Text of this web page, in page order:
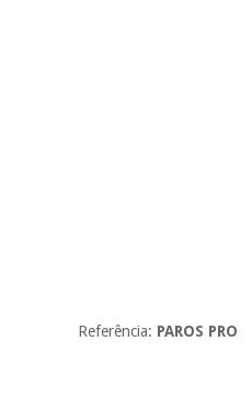
Referência: PAROS PRO